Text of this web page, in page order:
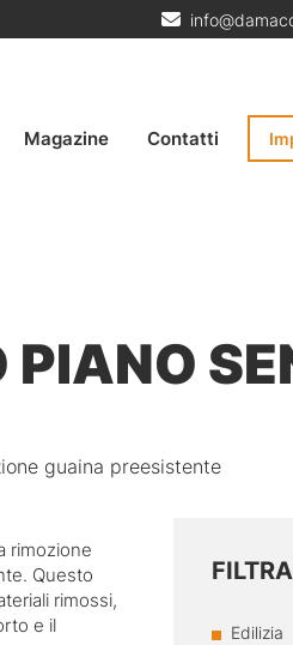
Magazine Contatti
guaina preesistente
rimozione
Questo
rimossi,
e il
Edilizia